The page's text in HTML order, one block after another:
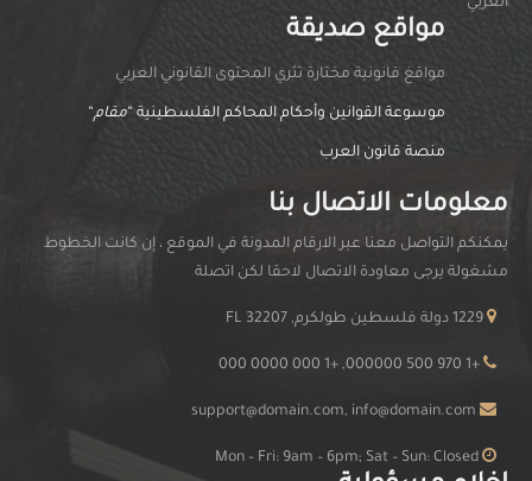
العربي
مواقع صديقة
مواقغ قانونية مختارة تثري المحتوى القانوني العربي
موسوعة القوانين وأحكام المحاكم الفلسطينية “مقام“
منصة قانون العرب
معلومات الاتصال بنا
يمكنكم التواصل معنا عبر الارقام المدونة في الموقع ، إن كانت الخطوط
مشغولة يرجى معاودة الاتصال لاحقا لكن اتصلة
+1 970 500 000000, +1 000 0000 000